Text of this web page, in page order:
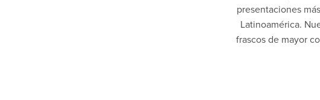
presentaciones
Latinoamérica.
frascos de mayor